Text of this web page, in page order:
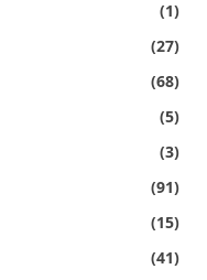
(1)
(27)
(68)
(5)
(3)
(91)
(15)
(41)